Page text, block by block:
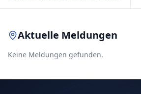
Aktuelle Meldungen
Keine Meldungen gefunden.